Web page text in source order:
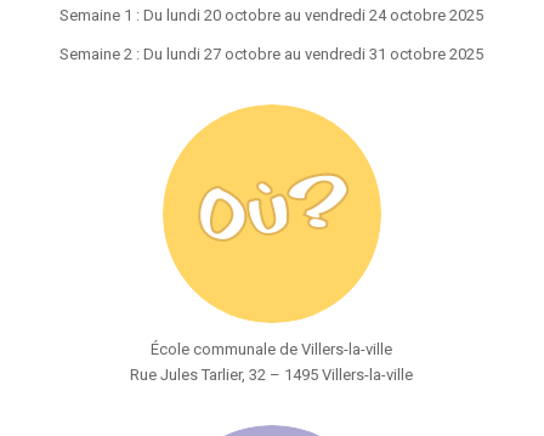
Semaine 1 : Du lundi 20 octobre au vendredi 24 octobre 2025
Semaine 2 : Du lundi 27 octobre au vendredi 31 octobre 2025
École communale de Villers-la-ville
Rue Jules Tarlier, 32 – 1495 Villers-la-ville